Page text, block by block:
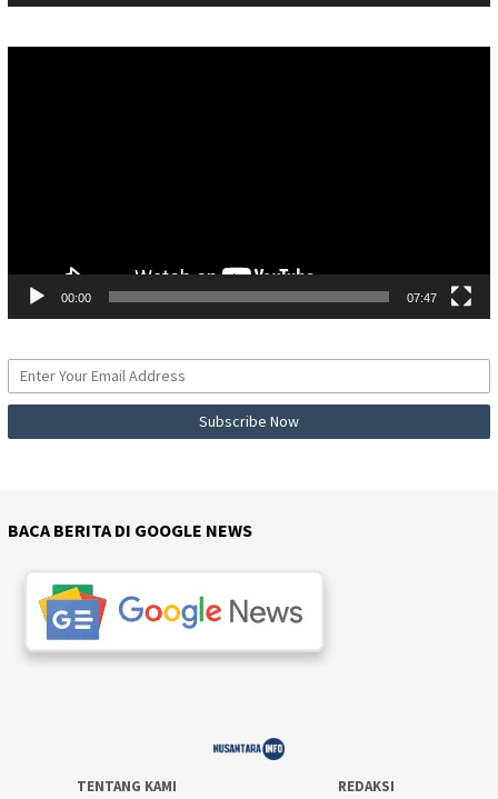
00:00 07:47
BACA BERITA DI GOOGLE NEWS
TENTANG KAMI REDAKSI